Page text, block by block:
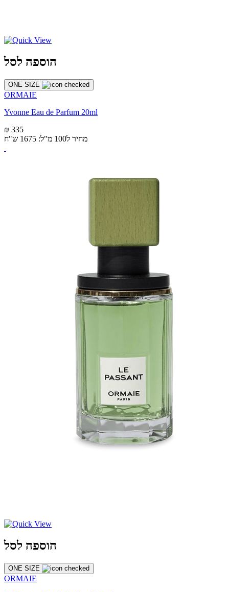
הוספה לסל
ONE SIZE
ORMAIE
Yvonne Eau de Parfum 20ml
₪ 335
מחיר ל100 מ"ל: 1675 ש"ח
הוספה לסל
ONE SIZE
ORMAIE